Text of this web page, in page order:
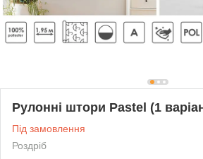
Рулонні штори Pastel (1
Під замовлення
Роздріб